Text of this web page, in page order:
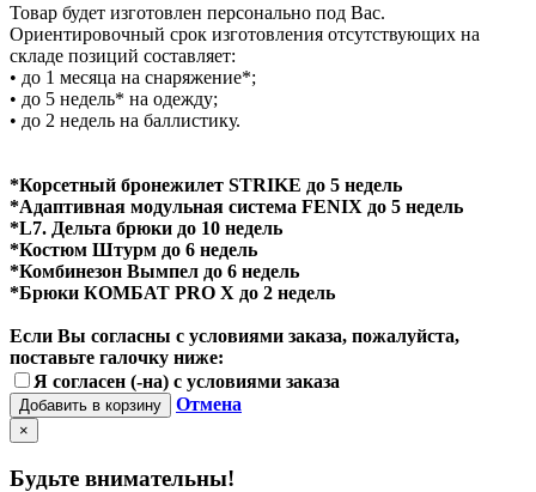
Товар будет изготовлен персонально под Вас.
Ориентировочный срок изготовления отсутствующих на
складе позиций составляет:
• до 1 месяца на снаряжение*;
• до 5 недель* на одежду;
• до 2 недель на баллистику.
*Корсетный бронежилет STRIKE до 5 недель
*Адаптивная модульная система FENIX до 5 недель
*L7. Дельта брюки до 10 недель
*Костюм Штурм до 6 недель
*Комбинезон Вымпел до 6 недель
*Брюки КОМБАТ PRO X до 2 недель
Если Вы согласны с условиями заказа, пожалуйста,
поставьте галочку ниже:
Я согласен (-на) с условиями заказа
Добавить в корзину Отмена
×
Будьте внимательны!